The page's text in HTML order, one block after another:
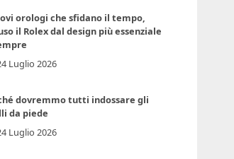
orologi che sfidano il tempo,
il Rolex dal design più essenziale
Luglio 2026
dovremmo tutti indossare gli
da piede
Luglio 2026